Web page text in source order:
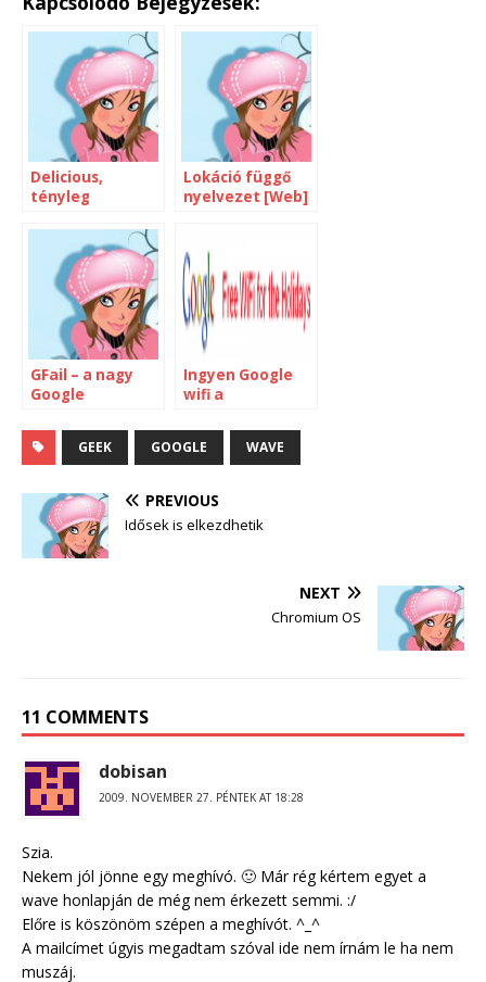
Delicious,
tényleg
Lokáció függő
nyelvezet [Web]
GFail – a nagy
Google
Ingyen Google
wifi a
GEEK GOOGLE WAVE
PREVIOUS
Idősek is elkezdhetik
NEXT
Chromium OS
11 COMMENTS
dobisan
2009. NOVEMBER 27. PÉNTEK AT 18:28
Szia.
Nekem jól jönne egy meghívó. 🙂 Már rég kértem egyet a
wave honlapján de még nem érkezett semmi. :/
Előre is köszönöm szépen a meghívót. ^_^
A mailcímet úgyis megadtam szóval ide nem írnám le ha nem
muszáj.